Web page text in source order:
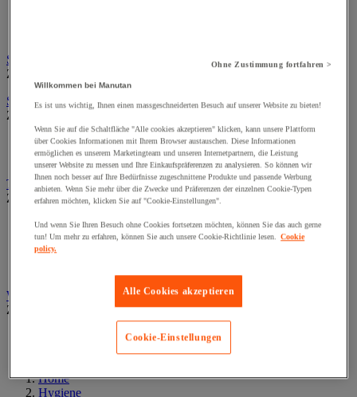
Schuhputzmaschine
Zur gesamten Produktgruppe
Seife und persönliche Hygiene
Zur gesamten Produktgruppe
Handhygiene
Körperpflege
Toilettenpapier und Papiertücher
Zur gesamten Produktgruppe
Box mit Kosmetiktüchern
Großformatige Rollen
Kleine Rolle und Paket mit C-Falzung
Wäschewagen und Wäschesammler
Zur gesamten Produktgruppe
Rollwagen für Wäsche
Wäschesammler und Zubehör
Home
Hygiene
Ohne Zustimmung fortfahren >
Willkommen bei Manutan
Es ist uns wichtig, Ihnen einen massgeschneiderten Besuch auf unserer Website zu bieten!
Wenn Sie auf die Schaltfläche "Alle cookies akzeptieren" klicken, kann unsere Plattform
über Cookies Informationen mit Ihrem Browser austauschen. Diese Informationen
ermöglichen es unserem Marketingteam und unseren Internetpartnern, die Leistung
unserer Website zu messen und Ihre Einkaufspräferenzen zu analysieren. So können wir
Ihnen noch besser auf Ihre Bedürfnisse zugeschnittene Produkte und passende Werbung
anbieten. Wenn Sie mehr über die Zwecke und Präferenzen der einzelnen Cookie-Typen
erfahren möchten, klicken Sie auf "Cookie-Einstellungen".
Und wenn Sie Ihren Besuch ohne Cookies fortsetzen möchten, können Sie das auch gerne
tun! Um mehr zu erfahren, können Sie auch unsere Cookie-Richtlinie lesen. Cookie
policy.
Alle Cookies akzeptieren
Cookie-Einstellungen